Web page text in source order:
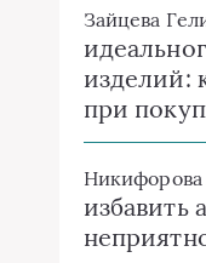
Зайцева
изделий:
при
Никифорова
избавить